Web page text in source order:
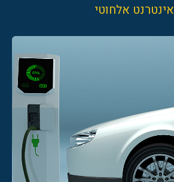
אינטרנט אלחוטי